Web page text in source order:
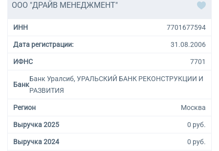
ООО "ДРАЙВ МЕНЕДЖМЕНТ"
ИНН 7701677594
Дата регистрации: 31.08.2006
ИФНС 7701
Банк
Банк Уралсиб, УРАЛЬСКИЙ БАНК РЕКОНСТРУКЦИИ И
РАЗВИТИЯ
Регион Москва
Выручка 2025 0 руб.
Выручка 2024 0 руб.